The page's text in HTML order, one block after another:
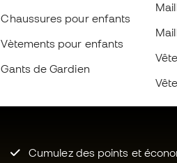
Chaussures pour enfants
Vètements pour enfants
Gants de Gardien
Cumulez des points et